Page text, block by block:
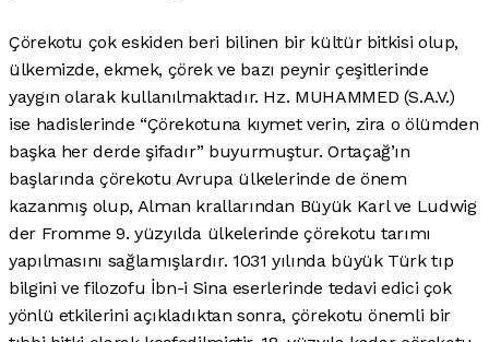
Çörekotu çok eskiden beri bilinen bir kültür bitkisi olup,
ülkemizde, ekmek, çörek ve bazı peynir çeşitlerinde
yaygın olarak kullanılmaktadır. Hz. MUHAMMED (S.A.V.)
ise hadislerinde “Çörekotuna kıymet verin, zira o ölümden
başka her derde şifadır” buyurmuştur. Ortaçağ’ın
başlarında çörekotu Avrupa ülkelerinde de önem
kazanmış olup, Alman krallarından Büyük Karl ve Ludwig
der Fromme 9. yüzyılda ülkelerinde çörekotu tarımı
yapılmasını sağlamışlardır. 1031 yılında büyük Türk tıp
bilgini ve filozofu İbn-i Sina eserlerinde tedavi edici çok
yönlü etkilerini açıkladıktan sonra, çörekotu önemli bir